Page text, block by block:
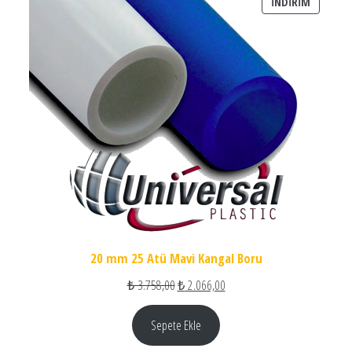
20 mm 25 Atü Mavi Kangal Boru
₺3.758,00Orijinal fiyat: ₺ 3.758,00.
₺2.066,00Şu andaki fiyat: ₺ 2.066,00.
Sepete Ekle